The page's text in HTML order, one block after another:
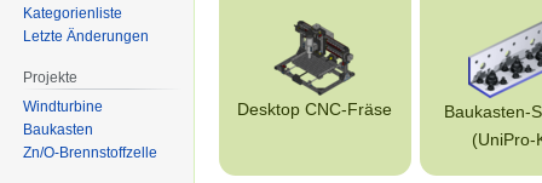
Desktop CNC-Fräse
Baukasten-
(UniPro-
Kategorienliste
Letzte Änderungen
Projekte
Windturbine
Baukasten
Zn/O-Brennstoffzelle